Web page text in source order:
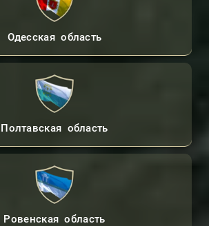
Одесская область
Полтавская область
Ровенская область